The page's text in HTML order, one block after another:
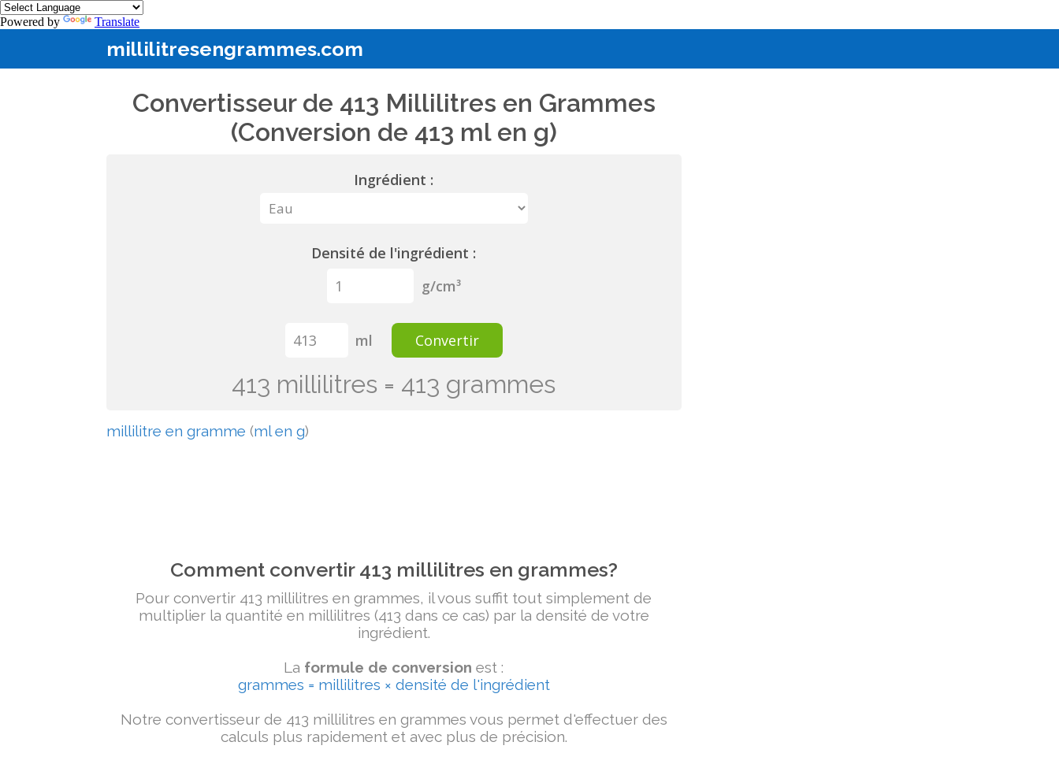
Powered by Translate
millilitresengrammes.com
Convertisseur de 413 Millilitres en Grammes
(Conversion de 413 ml en g)
Ingrédient :
Densité de l'ingrédient :
g/cm³
ml Convertir
413 millilitres = 413 grammes
millilitre en gramme (ml en g)
Comment convertir 413 millilitres en grammes?
Pour convertir 413 millilitres en grammes, il vous suffit tout simplement de
multiplier la quantité en millilitres (413 dans ce cas) par la densité de votre
ingrédient.
La formule de conversion est :
grammes = millilitres × densité de l'ingrédient
Notre convertisseur de 413 millilitres en grammes vous permet d'effectuer des
calculs plus rapidement et avec plus de précision.